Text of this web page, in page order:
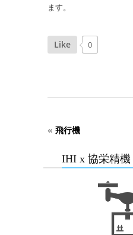
ます。
Like 0
« 飛行機
IHI x 協栄精機